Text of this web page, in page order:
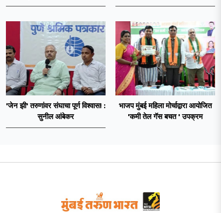
प्रस्ताव
प्रयत्न - नवनाथ बन
'जेन झी' तरुणांवर संघाचा पूर्ण विश्वास! :
सुनील आंबेकर
भाजप मुंबई महिला मोर्चाद्वारा आयोजित
'कमी तेल गॅस बचत ' उपक्रम